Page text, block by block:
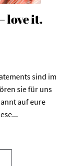
love it.
sind im
sie für uns
auf eure